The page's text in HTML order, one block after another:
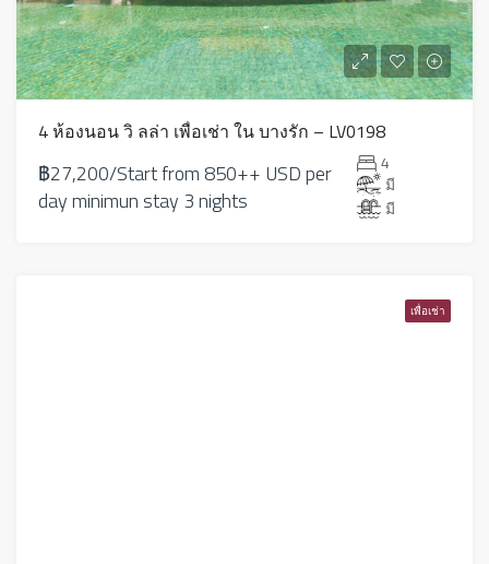
4 ห้องนอน วิ ลล่า เพื่อเช่า ใน บางรัก – LV0198
฿27,200/Start from 850++ USD per
day minimun stay 3 nights
4
มี
มี
เพื่อเช่า